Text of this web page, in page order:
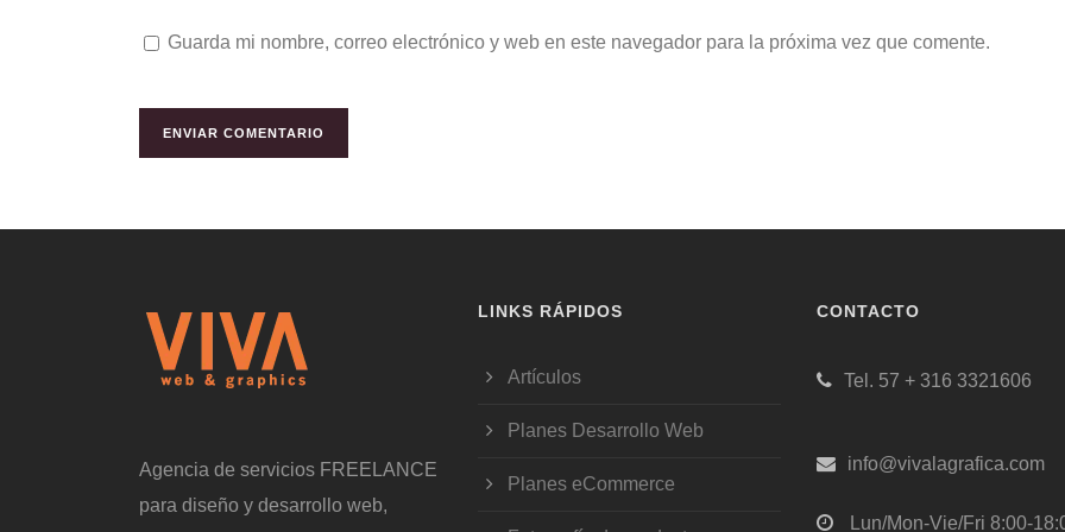
Guarda mi nombre, correo electrónico y web en este navegador para la próxima vez que comente.
Agencia de servicios FREELANCE
para diseño y desarrollo web,
LINKS RÁPIDOS
Artículos
Planes Desarrollo Web
Planes eCommerce
CONTACTO
Tel. 57 + 316 3321606
info@vivalagrafica.com
Lun/Mon-Vie/Fri 8:00-